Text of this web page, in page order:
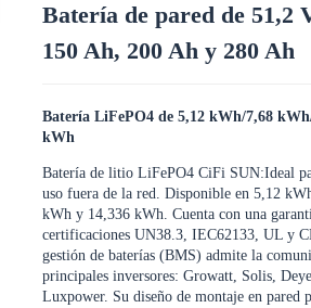
Loading...
Loading...
Batería de pared de 51,2
150 Ah, 200 Ah y 280 Ah
Batería LiFePO4 de 5,12 kWh/7,68
kWh
Batería de litio LiFePO4 CiFi SUN:Ideal
uso fuera de la red. Disponible en 5,12
kWh y 14,336 kWh. Cuenta con una
certificaciones UN38.3, IEC62133, UL y
gestión de baterías (BMS) admite la
principales inversores: Growatt, Solis,
Luxpower. Su diseño de montaje en pared